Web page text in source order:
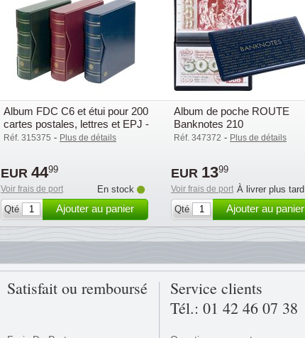
Album FDC C6 et étui pour 200
cartes postales, lettres et EPJ -
Vert
Réf. 315375 - Plus de détails
EUR 4499
Voir frais de port
En stock
Qté
Ajouter au panier
Album de poche ROUTE
Banknotes 210
Réf. 347372 - Plus de détails
EUR 1399
Voir frais de port À livrer plus tard
Qté
Ajouter au panier
Satisfait ou remboursé
Service clients
Tél.: 01 42 46 07 38